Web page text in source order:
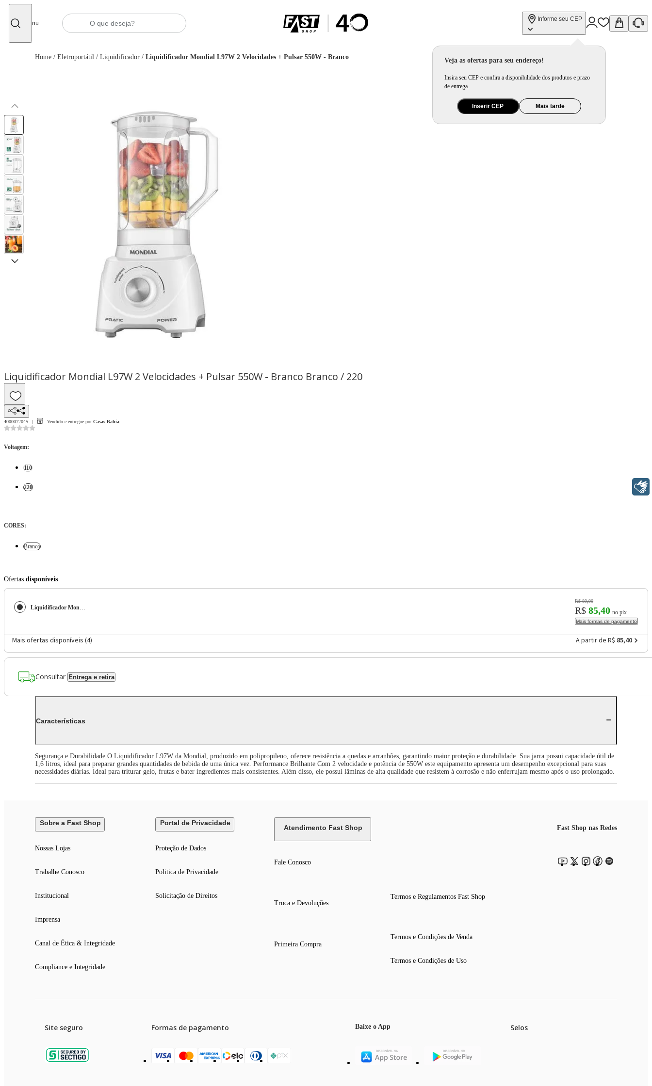
Menu
Informe seu CEP
Veja as ofertas para seu endereço!
Insira seu CEP e confira a disponibilidade dos produtos e prazo
de entrega.
Inserir CEP Mais tarde
Home / Eletroportátil / Liquidificador / Liquidificador Mondial L97W 2 Velocidades + Pulsar 550W - Branco
Liquidificador Mondial L97W 2 Velocidades + Pulsar 550W - Branco Branco / 220
4000072045 Vendido e entregue por Casas Bahia
Voltagem:
110
220
CORES:
Branco
Ofertas disponíveis
Liquidificador Mondial L97W 2 Velocidades + Pulsar 550W - Branco
R$ 89,90
R$ 85,40 no pix
Mais formas de pagamento
Mais ofertas disponíveis (4) A partir de R$ 85,40
Consultar Entrega e retira
Características
Segurança e Durabilidade O Liquidificador L97W da Mondial, produzido em polipropileno, oferece resistência a quedas e arranhões, garantindo maior proteção e durabilidade. Sua jarra possui capacidade útil de
1,6 litros, ideal para preparar grandes quantidades de bebida de uma única vez. Performance Brilhante Com 2 velocidade e potência de 550W este equipamento apresenta um desempenho excepcional para suas
necessidades diárias. Ideal para triturar gelo, frutas e bater ingredientes mais consistentes. Além disso, ele possui lâminas de alta qualidade que resistem à corrosão e não enferrujam mesmo após o uso prolongado.
Sobre a Fast Shop
Nossas Lojas
Trabalhe Conosco
Institucional
Imprensa
Canal de Ética & Integridade
Compliance e Integridade
Portal de Privacidade
Proteção de Dados
Politica de Privacidade
Solicitação de Direitos
Atendimento Fast Shop
Fale Conosco
Troca e Devoluções
Primeira Compra
Termos e Regulamentos Fast Shop
Termos e Condições de Venda
Termos e Condições de Uso
Fast Shop nas Redes
Site seguro Formas de pagamento Baixe o App Selos